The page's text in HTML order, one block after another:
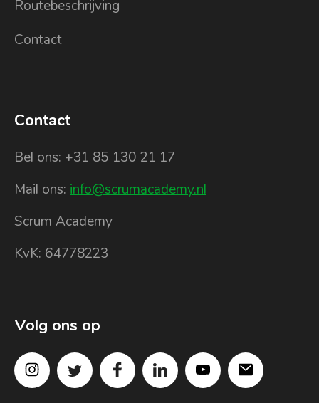
Routebeschrijving
Contact
Contact
Bel ons: +31 85 130 21 17
Mail ons: info@scrumacademy.nl
Scrum Academy
KvK: 64778223
Volg ons op